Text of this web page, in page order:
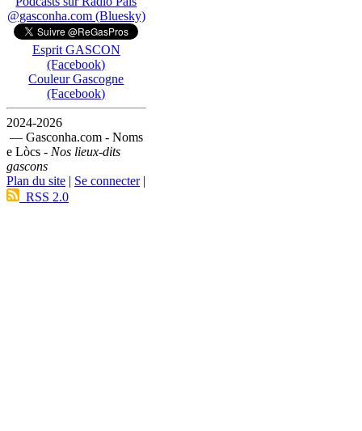
@gasconha.com (Bluesky)
Esprit GASCON
(Facebook)
Couleur Gascogne
(Facebook)
2024-2026
— Gasconha.com - Noms
e Lòcs - Nos lieux-dits
gascons
Plan du site | Se connecter|
RSS 2.0